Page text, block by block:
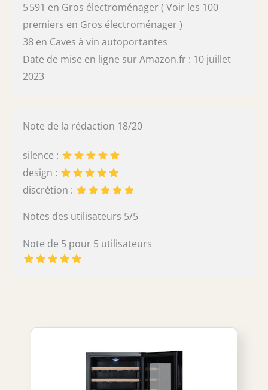
5 591 en Gros électroménager ( Voir les 100
premiers en Gros électroménager )
38 en Caves à vin autoportantes
Date de mise en ligne sur Amazon.fr : 10 juillet
2023
Note de la rédaction 18/20
silence :
design :
discrétion :
Notes des utilisateurs 5/5
Note de 5 pour 5 utilisateurs